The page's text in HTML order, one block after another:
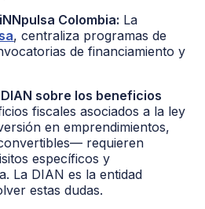
Colombia: La
, centraliza programas de
de financiamiento y
sobre los beneficios
fiscales asociados a la ley
en emprendimientos,
requieren
específicos y
La DIAN es la entidad
estas dudas.